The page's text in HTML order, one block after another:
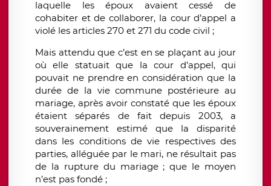
laquelle les époux avaient cessé de
cohabiter et de collaborer, la cour d’appel a
violé les articles 270 et 271 du code civil ;
Mais attendu que c’est en se plaçant au jour
où elle statuait que la cour d’appel, qui
pouvait ne prendre en considération que la
durée de la vie commune postérieure au
mariage, après avoir constaté que les époux
étaient séparés de fait depuis 2003, a
souverainement estimé que la disparité
dans les conditions de vie respectives des
parties, alléguée par le mari, ne résultait pas
de la rupture du mariage ; que le moyen
n’est pas fondé ;